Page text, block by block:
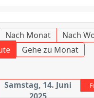
Nach Monat
Nach
Gehe zu Monat
Samstag, 14. Juni